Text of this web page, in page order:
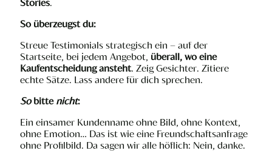
So überzeugst du:
Streue Testimonials strategisch ein – auf der
Startseite, bei jedem Angebot, überall, wo eine
Kaufentscheidung ansteht. Zeig Gesichter. Zitiere
echte Sätze. Lass andere für dich sprechen.
Sobitte nicht:
Ein einsamer Kundenname ohne Bild, ohne Kontext,
ohne Emotion… Das ist wie eine Freundschaftsanfrage
ohne Profilbild. Da sagen wir alle höflich: Nein, danke.